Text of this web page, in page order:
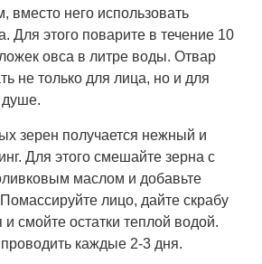
него использовать
Для этого поварите в течение 10
овса в литре воды. Отвар
не только для лица, но и для
зерен получается нежный и
Для этого смешайте зерна с
маслом и добавьте
лицо, дайте скрабу
и смойте остатки теплой водой.
каждые 2-3 дня.